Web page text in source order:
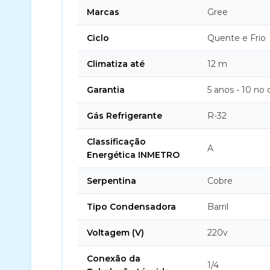
Marcas Gree
Ciclo Quente e Frio
Climatiza até 12 m
Garantia 5 anos - 10 no
Gás Refrigerante R-32
Classificação
Energética INMETRO
A
Serpentina Cobre
Tipo Condensadora Barril
Voltagem (V) 220v
Conexão da
1/4